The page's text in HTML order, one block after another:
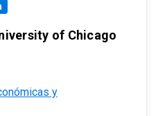
of Chicago
y